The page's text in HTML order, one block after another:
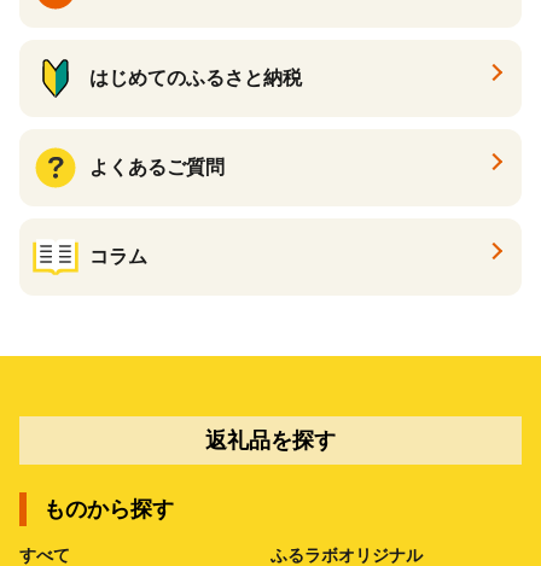
はじめてのふるさと納税
よくあるご質問
コラム
返礼品を探す
ものから探す
すべて ふるラボオリジナル